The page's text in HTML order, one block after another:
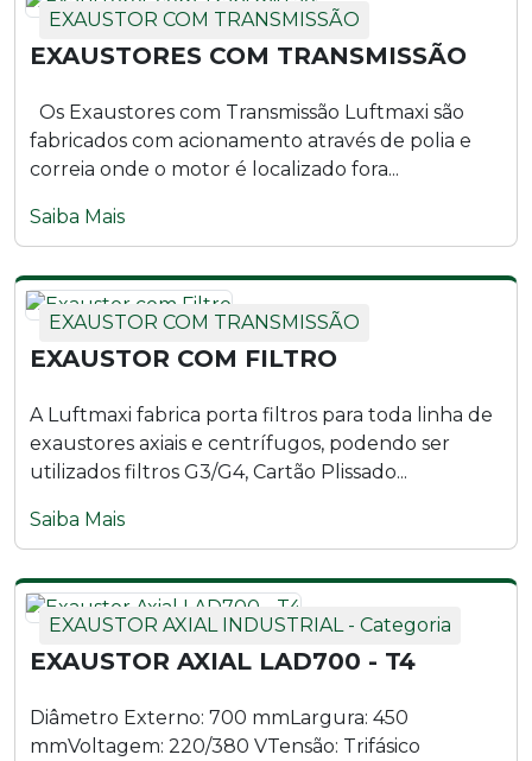
EXAUSTOR COM TRANSMISSÃO
EXAUSTORES COM TRANSMISSÃO
Os Exaustores com Transmissão Luftmaxi são
fabricados com acionamento através de polia e
correia onde o motor é localizado fora...
Saiba Mais
EXAUSTOR COM TRANSMISSÃO
EXAUSTOR COM FILTRO
A Luftmaxi fabrica porta filtros para toda linha de
exaustores axiais e centrífugos, podendo ser
utilizados filtros G3/G4, Cartão Plissado...
Saiba Mais
EXAUSTOR AXIAL INDUSTRIAL - Categoria
EXAUSTOR AXIAL LAD700 - T4
Diâmetro Externo: 700 mmLargura: 450
mmVoltagem: 220/380 VTensão: Trifásico